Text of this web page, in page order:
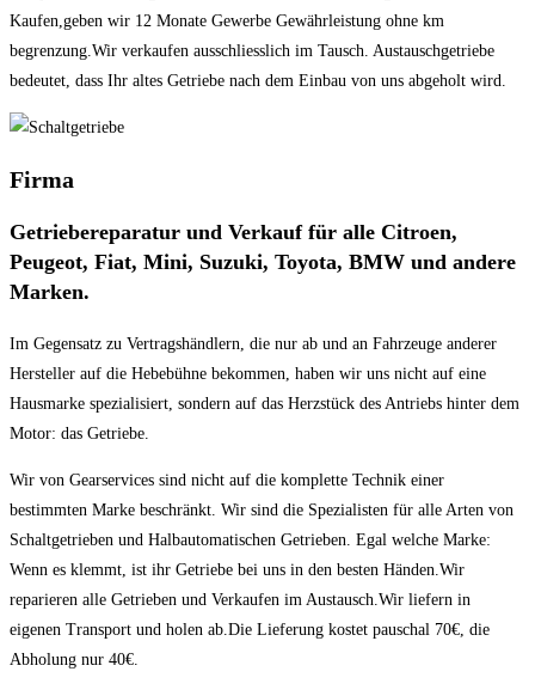
Kaufen,geben wir 12 Monate Gewerbe Gewährleistung ohne km
begrenzung.Wir verkaufen ausschliesslich im Tausch. Austauschgetriebe
bedeutet, dass Ihr altes Getriebe nach dem Einbau von uns abgeholt wird.
Firma
Getriebereparatur und Verkauf für alle Citroen,
Peugeot, Fiat, Mini, Suzuki, Toyota, BMW und andere
Marken.
Im Gegensatz zu Vertragshändlern, die nur ab und an Fahrzeuge anderer
Hersteller auf die Hebebühne bekommen, haben wir uns nicht auf eine
Hausmarke spezialisiert, sondern auf das Herzstück des Antriebs hinter dem
Motor: das Getriebe.
Wir von Gearservices sind nicht auf die komplette Technik einer
bestimmten Marke beschränkt. Wir sind die Spezialisten für alle Arten von
Schaltgetrieben und Halbautomatischen Getrieben. Egal welche Marke:
Wenn es klemmt, ist ihr Getriebe bei uns in den besten Händen.Wir
reparieren alle Getrieben und Verkaufen im Austausch.Wir liefern in
eigenen Transport und holen ab.Die Lieferung kostet pauschal 70€, die
Abholung nur 40€.